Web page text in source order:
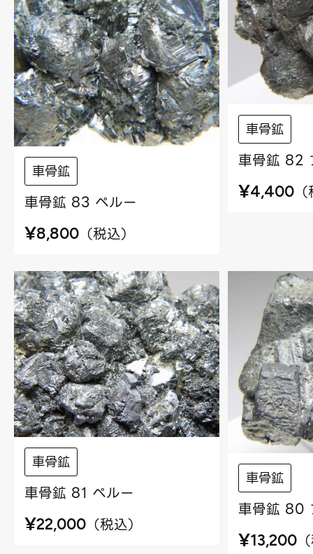
車骨鉱
車骨鉱 83 ペルー
¥8,800 （税込）
車骨鉱
車骨鉱 82
¥4,400 （
車骨鉱
車骨鉱 81 ペルー
¥22,000 （税込）
車骨鉱
車骨鉱 80
¥13,200 （